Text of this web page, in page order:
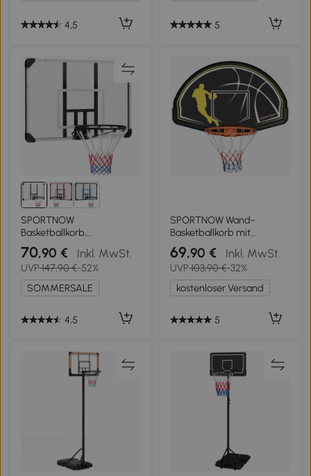
4,5 5
SPORTNOW
Basketballkorb,
bruchsichere Rückwand,
Indoor & Outdoor,
Stahlrahmen, Schwarz
70,90 € Inkl. MwSt.
UVP147,90 €-52%
SOMMERSALE
4,5
SPORTNOW Wand-
Basketballkorb mit
speziellem Korb Innen- und
Außenbereich 70 x 110 x 90
cm Schwarz
69,90 € Inkl. MwSt.
UVP103,90 €-32%
kostenloser Versand
5